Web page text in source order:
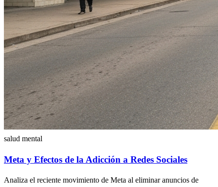
salud mental
Meta y Efectos de la Adicción a Redes Sociales
Analiza el reciente movimiento de Meta al eliminar anuncios de